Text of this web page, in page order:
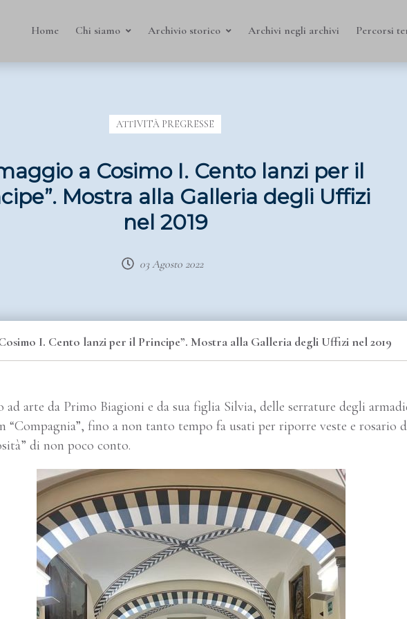
Home Chi siamo Archivio storico Archivi negli archivi Percorsi
ATTIVITÀ PREGRESSE
a Cosimo I. Cento lanzi per il
Mostra alla Galleria degli Uffizi
nel 2019
03 Agosto 2022
I. Cento lanzi per il Principe”. Mostra alla Galleria degli Uffizi nel 2019
ad arte da Primo Biagioni e da sua figlia Silvia, delle serrature degli
“Compagnia”, fino a non tanto tempo fa usati per riporre veste e rosario
di non poco conto.